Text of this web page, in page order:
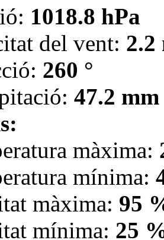
1018.8 hPa
del vent: 2.2
260 °
47.2 mm
màxima:
mínima:
màxima: 95
mínima: 25